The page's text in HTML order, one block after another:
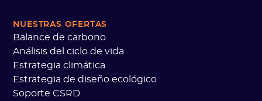
NUESTRAS OFERTAS
Balance de carbono
Análisis del ciclo de vida
Estrategia climática
Estrategia de diseño ecológico
Soporte CSRD